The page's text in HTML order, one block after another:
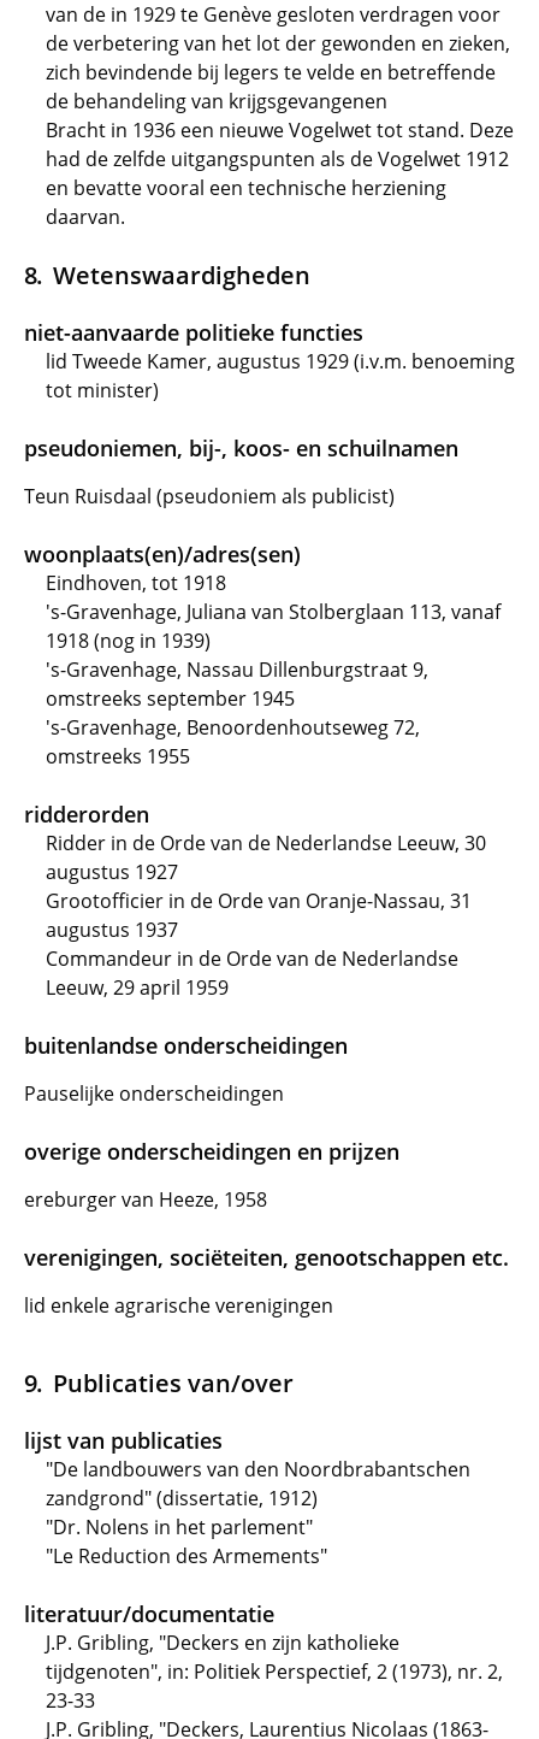
van de in 1929 te Genève gesloten verdragen voor
de verbetering van het lot der gewonden en zieken,
zich bevindende bij legers te velde en betreffende
de behandeling van krijgsgevangenen
Bracht in 1936 een nieuwe Vogelwet tot stand. Deze
had de zelfde uitgangspunten als de Vogelwet 1912
en bevatte vooral een technische herziening
daarvan.
Wetenswaardigheden
niet-aanvaarde politieke functies
lid Tweede Kamer, augustus 1929 (i.v.m. benoeming
tot minister)
pseudoniemen, bij-, koos- en schuilnamen
Teun Ruisdaal (pseudoniem als publicist)
woonplaats(en)/adres(sen)
Eindhoven, tot 1918
's-Gravenhage, Juliana van Stolberglaan 113, vanaf
1918 (nog in 1939)
's-Gravenhage, Nassau Dillenburgstraat 9,
omstreeks september 1945
's-Gravenhage, Benoordenhoutseweg 72,
omstreeks 1955
ridderorden
Ridder in de Orde van de Nederlandse Leeuw, 30
augustus 1927
Grootofficier in de Orde van Oranje-Nassau, 31
augustus 1937
Commandeur in de Orde van de Nederlandse
Leeuw, 29 april 1959
buitenlandse onderscheidingen
Pauselijke onderscheidingen
overige onderscheidingen en prijzen
ereburger van Heeze, 1958
verenigingen, sociëteiten, genootschappen etc.
lid enkele agrarische verenigingen
Publicaties van/over
lijst van publicaties
"De landbouwers van den Noordbrabantschen
zandgrond" (dissertatie, 1912)
"Dr. Nolens in het parlement"
"Le Reduction des Armements"
literatuur/documentatie
J.P. Gribling, "Deckers en zijn katholieke
tijdgenoten", in: Politiek Perspectief, 2 (1973), nr. 2,
23-33
J.P. Gribling, "Deckers, Laurentius Nicolaas (1863-